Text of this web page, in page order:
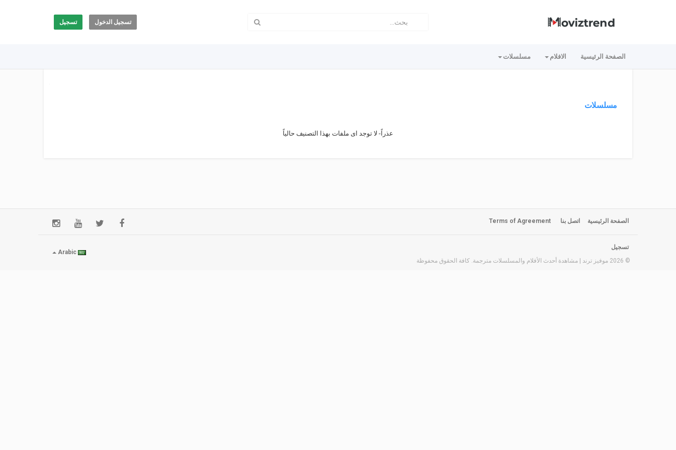
تسجيل الدخول تسجيل
الصفحة الرئيسية الافلام مسلسلات
مسلسلات
عذراً- لا توجد اى ملفات بهذا التصنيف حالياً
الصفحة الرئيسية اتصل بنا Terms of Agreement
تسجيل
© 2026 موفيز ترند | مشاهدة أحدث الأفلام والمسلسلات مترجمة. كافة الحقوق محفوظة
Arabic